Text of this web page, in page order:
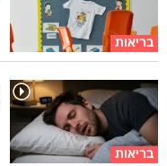
בריאות
בריאות